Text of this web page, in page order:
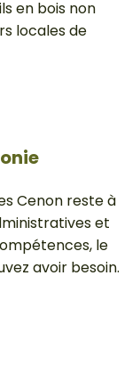
en bois non
locales de
Cenon reste à
et
le
avoir besoin.